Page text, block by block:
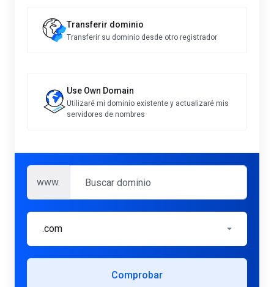
Transferir dominio
Transferir su dominio desde otro registrador
Use Own Domain
Utilizaré mi dominio existente y actualizaré mis
servidores de nombres
www.
.com
Comprobar